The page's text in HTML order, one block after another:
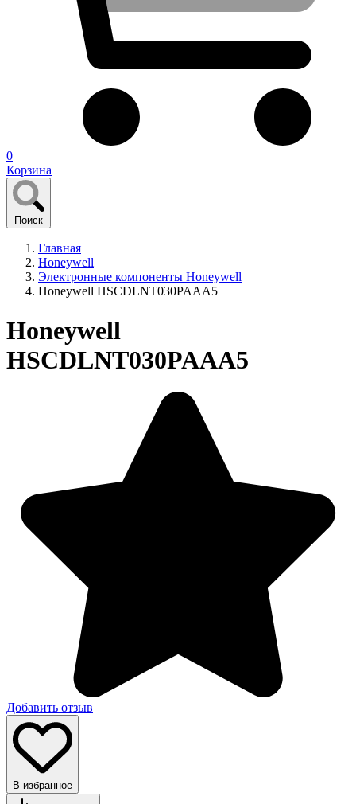
0
Корзина
Поиск
Главная
Honeywell
Электронные компоненты Honeywell
Honeywell HSCDLNT030PAAA5
Honeywell
HSCDLNT030PAAA5
Добавить отзыв
В избранное